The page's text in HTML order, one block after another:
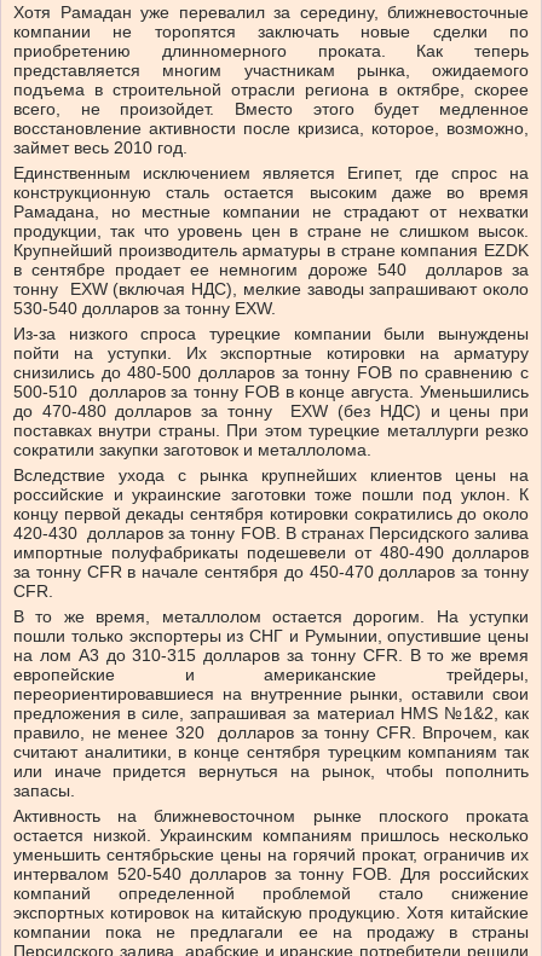
Хотя Рамадан уже перевалил за середину, ближневосточные
компании не торопятся заключать новые сделки по
приобретению длинномерного проката. Как теперь
представляется многим участникам рынка, ожидаемого
подъема в строительной отрасли региона в октябре, скорее
всего, не произойдет. Вместо этого будет медленное
восстановление активности после кризиса, которое, возможно,
займет весь 2010 год.
Единственным исключением является Египет, где спрос на
конструкционную сталь остается высоким даже во время
Рамадана, но местные компании не страдают от нехватки
продукции, так что уровень цен в стране не слишком высок.
Крупнейший производитель арматуры в стране компания EZDK
в сентябре продает ее немногим дороже 540 долларов за
тонну EXW (включая НДС), мелкие заводы запрашивают около
530-540 долларов за тонну EXW.
Из-за низкого спроса турецкие компании были вынуждены
пойти на уступки. Их экспортные котировки на арматуру
снизились до 480-500 долларов за тонну FOB по сравнению с
500-510 долларов за тонну FOB в конце августа. Уменьшились
до 470-480 долларов за тонну EXW (без НДС) и цены при
поставках внутри страны. При этом турецкие металлурги резко
сократили закупки заготовок и металлолома.
Вследствие ухода с рынка крупнейших клиентов цены на
российские и украинские заготовки тоже пошли под уклон. К
концу первой декады сентября котировки сократились до около
420-430 долларов за тонну FOB. В странах Персидского залива
импортные полуфабрикаты подешевели от 480-490 долларов
за тонну CFR в начале сентября до 450-470 долларов за тонну
CFR.
В то же время, металлолом остается дорогим. На уступки
пошли только экспортеры из СНГ и Румынии, опустившие цены
на лом А3 до 310-315 долларов за тонну CFR. В то же время
европейские и американские трейдеры,
переориентировавшиеся на внутренние рынки, оставили свои
предложения в силе, запрашивая за материал HMS №1&2, как
правило, не менее 320 долларов за тонну CFR. Впрочем, как
считают аналитики, в конце сентября турецким компаниям так
или иначе придется вернуться на рынок, чтобы пополнить
запасы.
Активность на ближневосточном рынке плоского проката
остается низкой. Украинским компаниям пришлось несколько
уменьшить сентябрьские цены на горячий прокат, ограничив их
интервалом 520-540 долларов за тонну FOB. Для российских
компаний определенной проблемой стало снижение
экспортных котировок на китайскую продукцию. Хотя китайские
компании пока не предлагали ее на продажу в страны
Персидского залива, арабские и иранские потребители решили